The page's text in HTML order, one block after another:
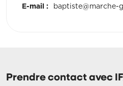
E-mail : baptiste@marche-
Prendre contact avec